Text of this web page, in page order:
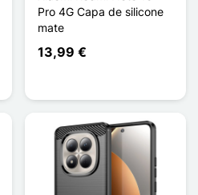
Pro 4G Capa de silicone
mate
13,99 €